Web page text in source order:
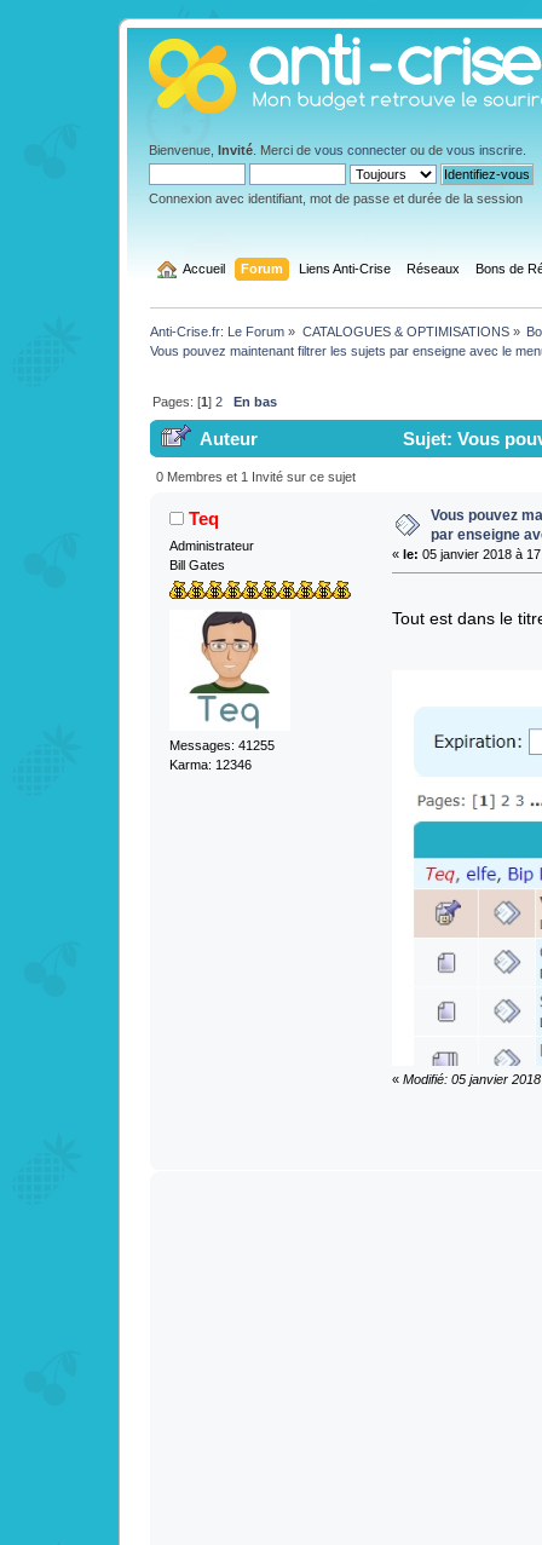
Bienvenue, Invité . Merci de vous connecter ou de vous inscrire
Connexion avec identifiant, mot de passe et durée de la session
Accueil Forum Liens Anti-Crise Réseaux Bons de
Anti-Crise.fr: Le Forum » CATALOGUES & OPTIMISATIONS»
Vous pouvez maintenant filtrer les sujets par enseigne avec le
Pages: [1]2 En bas
Auteur
Sujet: Vous
menu au-dessus ^ (Lu 127893 fois)
0 Membres et 1 Invité sur ce sujet
Teq
Administrateur
Bill Gates
Messages: 41255
Karma: 12346
Vous pouvez
par enseigne
« le: 05 janvier 2018 à
Tout est dans le
« Modifié: 05 janvier